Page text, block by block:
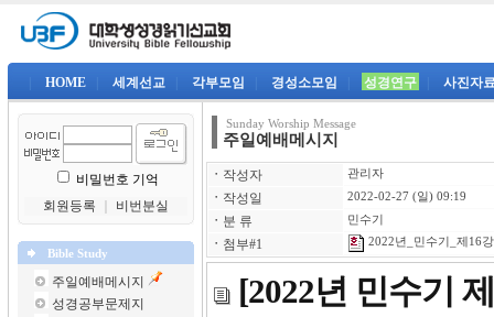
HOME 세계선교 각부모임 경성소모임 성경연구 사진자
비밀번호 기억
회원등록
비번분실
Bible Study
주일예배메시지
성경공부문제지
Sunday Worship Message
주일예배메시지
ㆍ 작성자 관리자
ㆍ 작성일 2022-02-27 (일) 09:19
ㆍ 분 류 민수기
ㆍ 첨부#1 2022년_민수기_제16
[2022년 민수기